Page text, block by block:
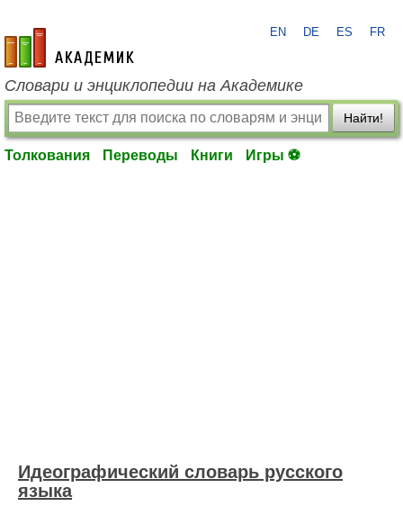
academic.ru
EN DE ES FR
Словари и энциклопедии на Академике
Найти!
Толкования Переводы Книги Игры ⚽
Идеографический словарь русского
языка